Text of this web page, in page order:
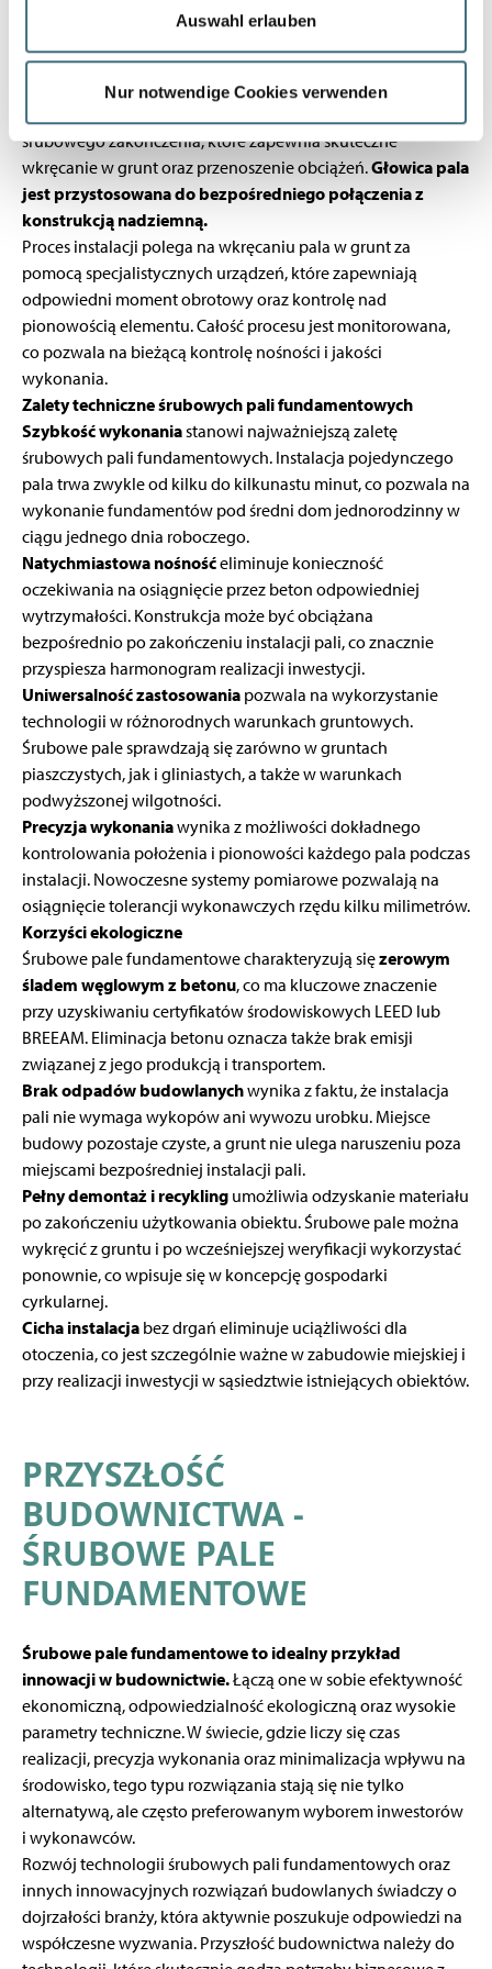
Auswahl erlauben
Nur notwendige Cookies verwenden
Zasada działania i konstrukcja
Śrubowe pale fundamentowe składają się ze stalowej rury
śrubowego zakończenia, które zapewnia skuteczne
wkręcanie w grunt oraz przenoszenie obciążeń.Głowica pala
jest przystosowana do bezpośredniego połączenia z
konstrukcją nadziemną.
Proces instalacji polega na wkręcaniu pala w grunt za
pomocą specjalistycznych urządzeń, które zapewniają
odpowiedni moment obrotowy oraz kontrolę nad
pionowością elementu. Całość procesu jest monitorowana,
co pozwala na bieżącą kontrolę nośności i jakości
wykonania.
Zalety techniczne śrubowych pali fundamentowych
Szybkość wykonaniastanowi najważniejszą zaletę
śrubowych pali fundamentowych. Instalacja pojedynczego
pala trwa zwykle od kilku do kilkunastu minut, co pozwala na
wykonanie fundamentów pod średni dom jednorodzinny w
ciągu jednego dnia roboczego.
Natychmiastowa nośnośćeliminuje konieczność
oczekiwania na osiągnięcie przez beton odpowiedniej
wytrzymałości. Konstrukcja może być obciążana
bezpośrednio po zakończeniu instalacji pali, co znacznie
przyspiesza harmonogram realizacji inwestycji.
Uniwersalność zastosowania pozwala na wykorzystanie
technologii w różnorodnych warunkach gruntowych.
Śrubowe pale sprawdzają się zarówno w gruntach
piaszczystych, jak i gliniastych, a także w warunkach
podwyższonej wilgotności.
Precyzja wykonaniawynika z możliwości dokładnego
kontrolowania położenia i pionowości każdego pala podczas
instalacji. Nowoczesne systemy pomiarowe pozwalają na
osiągnięcie tolerancji wykonawczych rzędu kilku milimetrów.
Korzyści ekologiczne
Śrubowe pale fundamentowe charakteryzują sięzerowym
śladem węglowym z betonu, co ma kluczowe znaczenie
przy uzyskiwaniu certyfikatów środowiskowych LEED lub
BREEAM. Eliminacja betonu oznacza także brak emisji
związanej z jego produkcją i transportem.
Brak odpadów budowlanychwynika z faktu, że instalacja
pali nie wymaga wykopów ani wywozu urobku. Miejsce
budowy pozostaje czyste, a grunt nie ulega naruszeniu poza
miejscami bezpośredniej instalacji pali.
Pełny demontaż i recykling umożliwia odzyskanie materiału
po zakończeniu użytkowania obiektu. Śrubowe pale można
wykręcić z gruntu i po wcześniejszej weryfikacji wykorzystać
ponownie, co wpisuje się w koncepcję gospodarki
cyrkularnej.
Cicha instalacja bez drgań eliminuje uciążliwości dla
otoczenia, co jest szczególnie ważne w zabudowie miejskiej i
przy realizacji inwestycji w sąsiedztwie istniejących obiektów.
PRZYSZŁOŚĆ
BUDOWNICTWA -
ŚRUBOWE PALE
FUNDAMENTOWE
Śrubowe pale fundamentowe to idealny przykład
innowacji w budownictwie.Łączą one w sobie efektywność
ekonomiczną, odpowiedzialność ekologiczną oraz wysokie
parametry techniczne. W świecie, gdzie liczy się czas
realizacji, precyzja wykonania oraz minimalizacja wpływu na
środowisko, tego typu rozwiązania stają się nie tylko
alternatywą, ale często preferowanym wyborem inwestorów
i wykonawców.
Rozwój technologii śrubowych pali fundamentowych oraz
innych innowacyjnych rozwiązań budowlanych świadczy o
dojrzałości branży, która aktywnie poszukuje odpowiedzi na
współczesne wyzwania. Przyszłość budownictwa należy do